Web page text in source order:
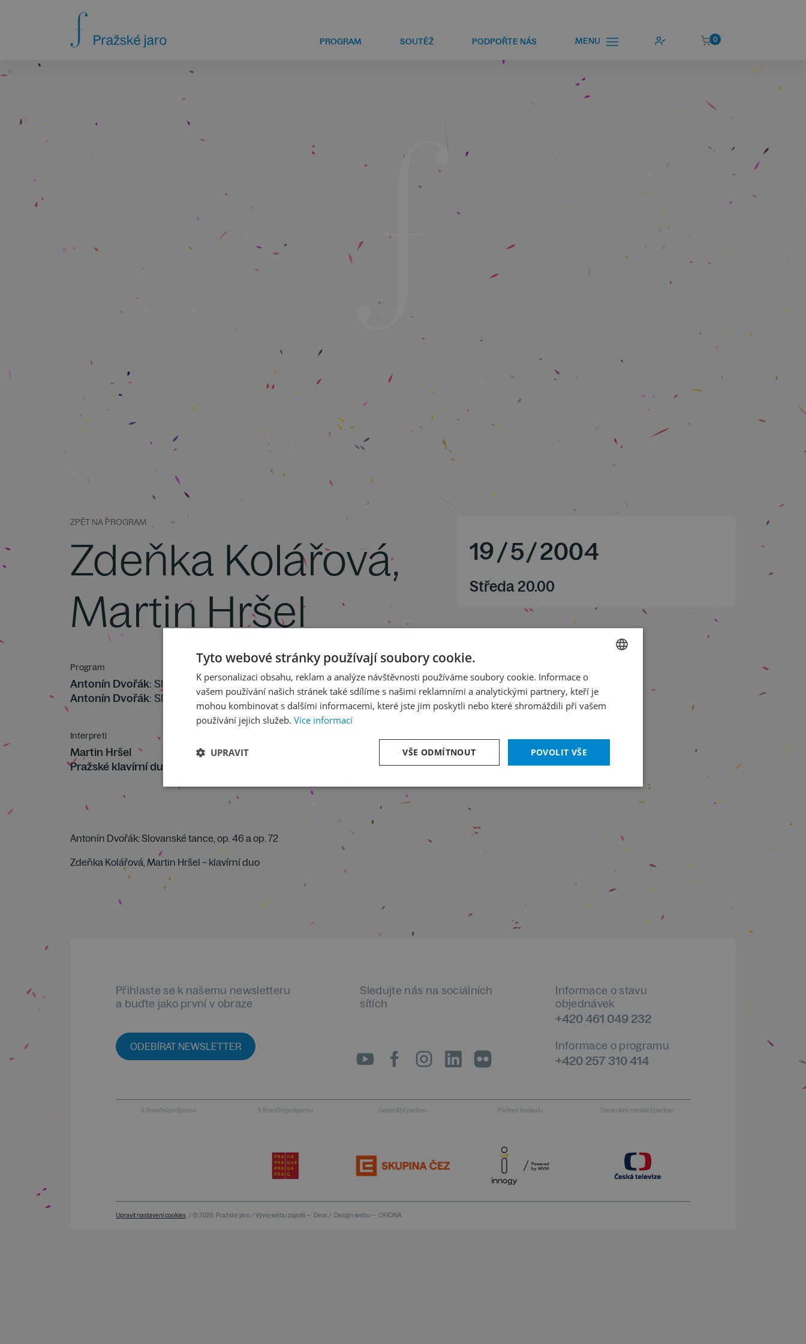
PROGRAM SOUTĚŽ PODPOŘTE NÁS MENU 0
ZPĚT NA PROGRAM
Zdeňka Kolářová,
Martin Hršel
Program
Antonín Dvořák: Slovanské tance I. řada op. 46
Antonín Dvořák: Slovanské tance II. řada op. 72
Interpreti
Martin Hršel
Pražské klavírní duo
19/5/2004
Středa 20.00
Antonín Dvořák: Slovanské tance, op. 46 a op. 72
Zdeňka Kolářová, Martin Hršel – klavírní duo
Přihlaste se k našemu newsletteru
a buďte jako první v obraze
ODEBÍRAT NEWSLETTER
Sledujte nás na sociálních
sítích
Informace o stavu
objednávek
+420 461 049 232
Informace o programu
+420 257 310 414
S finanční podporou S finanční podporou Generální partner Partner festivalu Generální mediální partner
Upravit nastavení cookies / © 2026 Pražské jaro / Vývoj webu zajistili — Devx / Design webu — OFICINA
ENGLISH
Tyto webové stránky používají soubory cookie.
K personalizaci obsahu, reklam a analýze návštěvnosti používáme soubory cookie. Informace o
vašem používání našich stránek také sdílíme s našimi reklamními a analytickými partnery, kteří je
mohou kombinovat s dalšími informacemi, které jste jim poskytli nebo které shromáždili při vašem
používání jejich služeb. Více informací
POVOLIT VŠE
VŠE ODMÍTNOUT
UPRAVIT